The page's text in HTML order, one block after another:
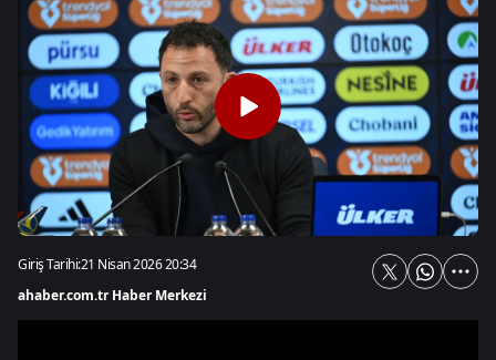
Giriş Tarihi:21 Nisan 2026 20:34
ahaber.com.tr Haber Merkezi